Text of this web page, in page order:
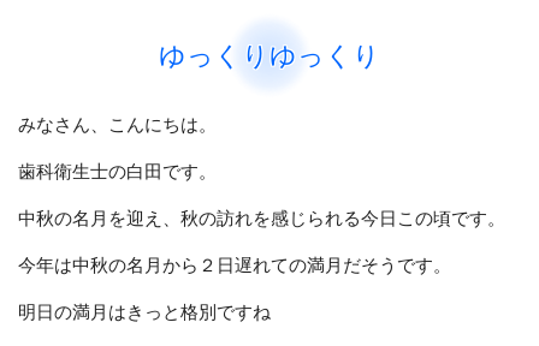
ゆっくりゆっくり
みなさん、こんにちは。
歯科衛生士の白田です。
中秋の名月を迎え、秋の訪れを感じられる今日この頃です。
今年は中秋の名月から２日遅れての満月だそうです。
明日の満月はきっと格別ですね